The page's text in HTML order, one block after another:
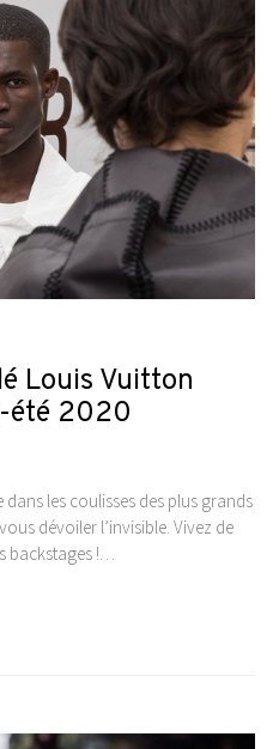
Louis Vuitton
été 2020
dans les coulisses des plus grands
dévoiler l’invisible. Vivez de
backstages !…